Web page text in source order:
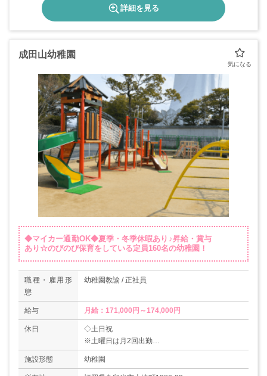
詳細を見る
成田山幼稚園
◆マイカー通勤OK◆夏季・冬季休暇あり♪昇給・賞与
あり☆のびのび保育をしている定員160名の幼稚園！
職種・雇用形
態
幼稚園教諭 / 正社員
給与 月給：171,000円～174,000円
休日
◇土日祝
※土曜日は月2回出勤
◇夏季休暇
◇冬季休暇
施設形態 幼稚園